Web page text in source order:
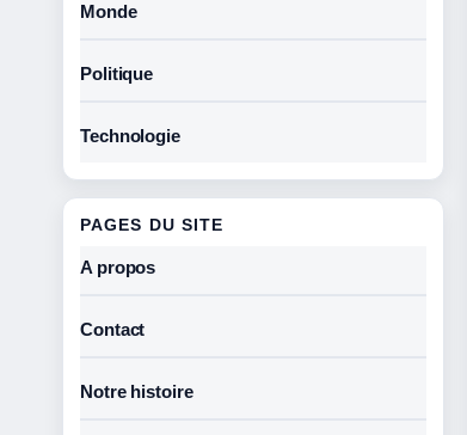
Monde
Politique
Technologie
PAGES DU SITE
A propos
Contact
Notre histoire